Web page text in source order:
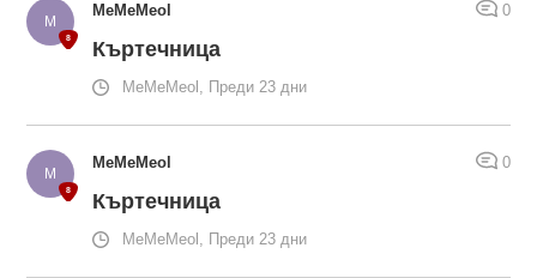
MeMeMeol 0
Къртечница
MeMeMeol, Преди 23 дни
MeMeMeol 0
Къртечница
MeMeMeol, Преди 23 дни